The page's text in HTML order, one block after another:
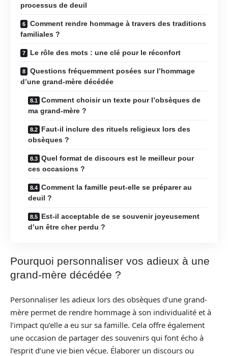
processus de deuil
Comment rendre hommage à travers des traditions
familiales ?
Le rôle des mots : une clé pour le réconfort
Questions fréquemment posées sur l’hommage
d’une grand-mère décédée
Comment choisir un texte pour l’obsèques de
ma grand-mère ?
Faut-il inclure des rituels religieux lors des
obsèques ?
Quel format de discours est le meilleur pour
ces occasions ?
Comment la famille peut-elle se préparer au
deuil ?
Est-il acceptable de se souvenir joyeusement
d’un être cher perdu ?
Pourquoi personnaliser vos adieux à une
grand-mère décédée ?
Personnaliser les adieux lors des obsèques d’une grand-
mère permet de rendre hommage à son individualité et à
l’impact qu’elle a eu sur sa famille. Cela offre également
une occasion de partager des souvenirs qui font écho à
l’esprit d’une vie bien vécue. Élaborer un discours ou